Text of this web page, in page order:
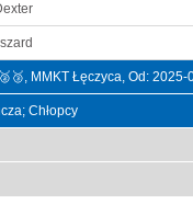
MMKT Łęczyca, Od:
Chłopcy